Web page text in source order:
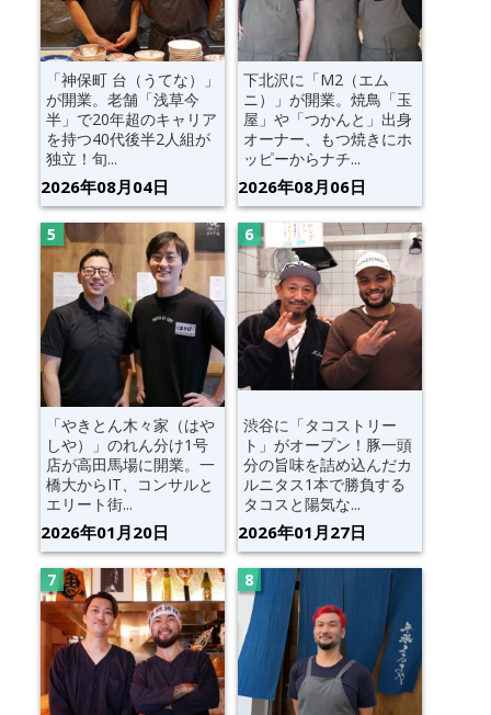
「神保町 台（うてな）」
が開業。老舗「浅草今
半」で20年超のキャリア
を持つ40代後半2人組が
独立！旬...
2026年08月04日
下北沢に「M2（エム
ニ）」が開業。焼鳥「玉
屋」や「つかんと」出身
オーナー、もつ焼きにホ
ッピーからナチ...
2026年08月06日
「やきとん木々家（はや
しや）」のれん分け1号
店が高田馬場に開業。一
橋大からIT、コンサルと
エリート街...
2026年01月20日
渋谷に「タコストリー
ト」がオープン！豚一頭
分の旨味を詰め込んだカ
ルニタス1本で勝負する
タコスと陽気な...
2026年01月27日